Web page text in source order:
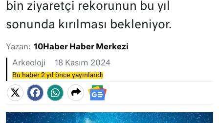
bin ziyaretçi rekorunun bu yıl
sonunda kırılması bekleniyor.
Yazan: 10Haber Haber Merkezi
Arkeoloji 18 Kasım 2024
Bu haber 2 yıl önce yayınlandı